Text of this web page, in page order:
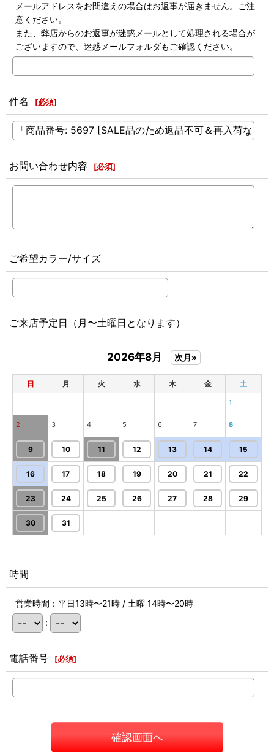
メールアドレスをお間違えの場合はお返事が届きません。ご注
意ください。
また、弊店からのお返事が迷惑メールとして処理される場合が
ございますので、迷惑メールフォルダもご確認ください。
件名 [必須]
お問い合わせ内容 [必須]
ご希望カラー/サイズ
ご来店予定日（月〜土曜日となります）
2026年8月 次月»
日 月 火 水 木 金 土
1
2 3 4 5 6 7 8
9 10 11 12 13 14 15
16 17 18 19 20 21 22
23 24 25 26 27 28 29
30 31
時間
営業時間：平日13時〜21時 / 土曜 14時〜20時
:
電話番号 [必須]
確認画面へ